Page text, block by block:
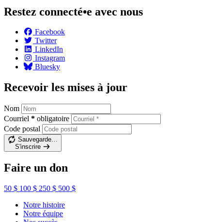
Restez connecté•e avec nous
Facebook
Twitter
LinkedIn
Instagram
Bluesky
Recevoir les mises à jour
Nom
Courriel * obligatoire
Code postal
Sauvegarde…
S'inscrire
Faire un don
50 $ 100 $ 250 $ 500 $
Notre histoire
Notre équipe